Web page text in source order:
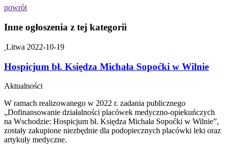
powrót
Inne ogłoszenia z tej kategorii
Litwa 2022-10-19
Hospicjum bł. Księdza Michała Sopoćki w Wilnie
Aktualności
W ramach realizowanego w 2022 r. zadania publicznego
„Dofinansowanie działalności placówek medyczno-opiekuńczych
na Wschodzie: Hospicjum bł. Księdza Michała Sopoćki w Wilnie”,
zostały zakupione niezbędnie dla podopiecznych placówki leki oraz
artykuły medyczne.